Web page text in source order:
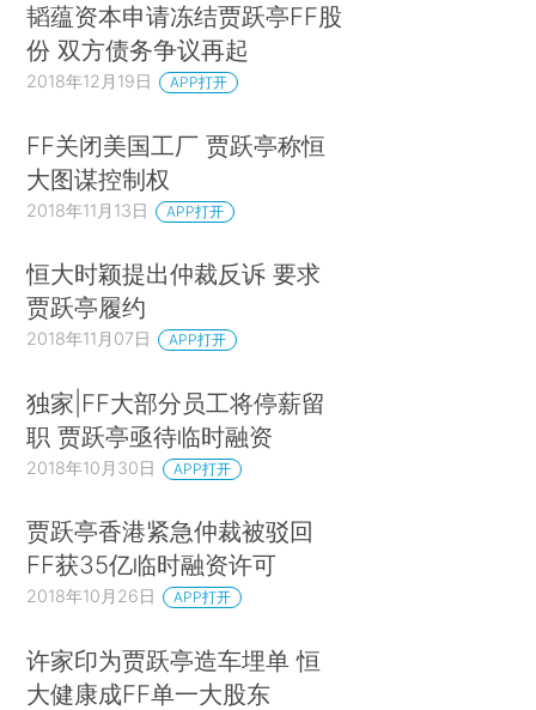
韬蕴资本申请冻结贾跃亭FF股
份 双方债务争议再起
2018年12月19日 APP打开
FF关闭美国工厂 贾跃亭称恒
大图谋控制权
2018年11月13日 APP打开
恒大时颖提出仲裁反诉 要求
贾跃亭履约
2018年11月07日 APP打开
独家|FF大部分员工将停薪留
职 贾跃亭亟待临时融资
2018年10月30日 APP打开
贾跃亭香港紧急仲裁被驳回
FF获35亿临时融资许可
2018年10月26日 APP打开
许家印为贾跃亭造车埋单 恒
大健康成FF单一大股东